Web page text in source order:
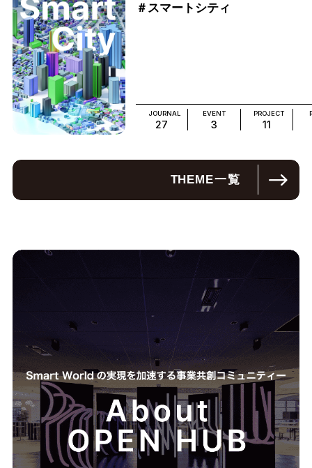
＃スマートシティ
JOURNAL
27
EVENT
3
PROJECT
11
THEME一覧